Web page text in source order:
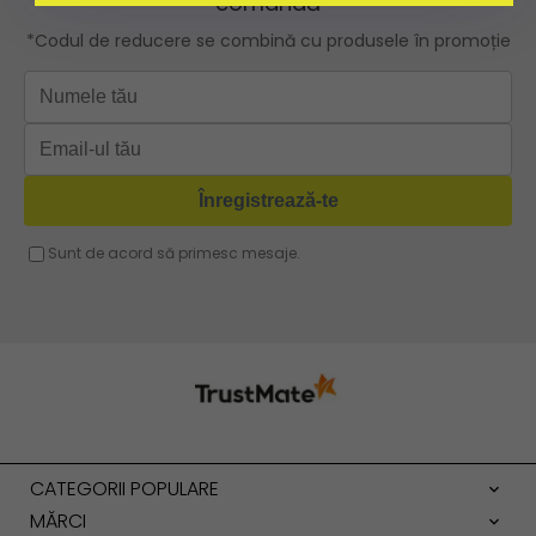
CATEGORII POPULARE
MĂRCI